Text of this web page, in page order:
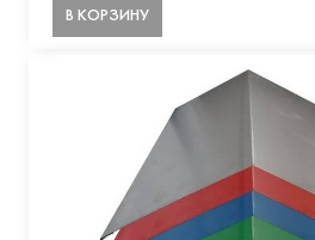
В КОРЗИНУ